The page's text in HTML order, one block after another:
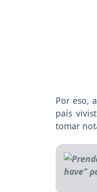
Por eso,
país
tomar